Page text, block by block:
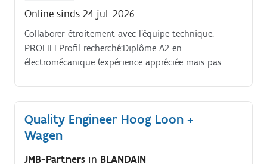
Online sinds 24 jul. 2026
Collaborer étroitement avec l’équipe technique.
PROFIELProfil recherché:Diplôme A2 en
électromécanique (expérience appréciée mais pas
Quality Engineer Hoog Loon +
Wagen
JMB-Partners in BLANDAIN